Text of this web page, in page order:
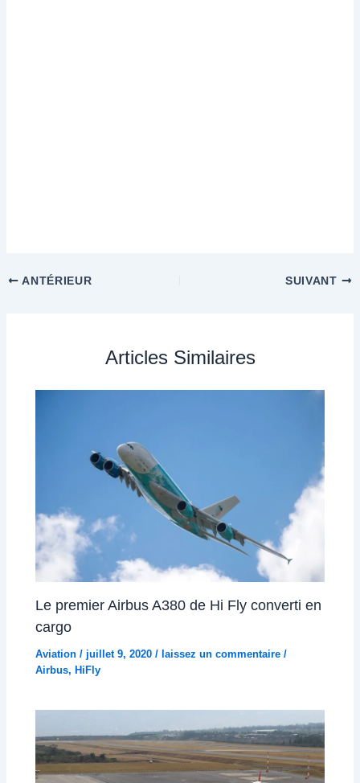
ANTÉRIEUR SUIVANT
Articles Similaires
Le premier Airbus A380 de Hi Fly converti en
cargo
Aviation / juillet 9, 2020/laissez un commentaire /
Airbus,HiFly